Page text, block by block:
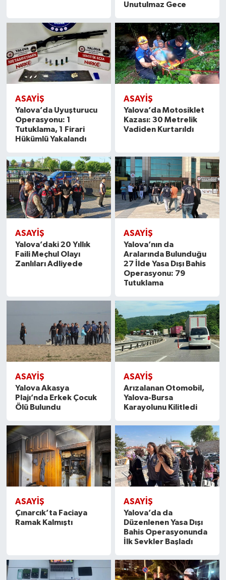
Unutulmaz Gece
ASAYİŞ
Yalova’da Uyuşturucu
Operasyonu: 1
Tutuklama, 1 Firari
Hükümlü Yakalandı
ASAYİŞ
Yalova’da Motosiklet
Kazası: 30 Metrelik
Vadiden Kurtarıldı
ASAYİŞ
Yalova’daki 20 Yıllık
Faili Meçhul Olayı
Zanlıları Adliyede
ASAYİŞ
Yalova’nın da
Aralarında Bulunduğu
27 İlde Yasa Dışı Bahis
Operasyonu: 79
Tutuklama
ASAYİŞ
Yalova Akasya
Plajı’nda Erkek Çocuk
Ölü Bulundu
ASAYİŞ
Arızalanan Otomobil,
Yalova-Bursa
Karayolunu Kilitledi
ASAYİŞ
Çınarcık’ta Faciaya
Ramak Kalmıştı
ASAYİŞ
Yalova’da da
Düzenlenen Yasa Dışı
Bahis Operasyonunda
İlk Sevkler Başladı